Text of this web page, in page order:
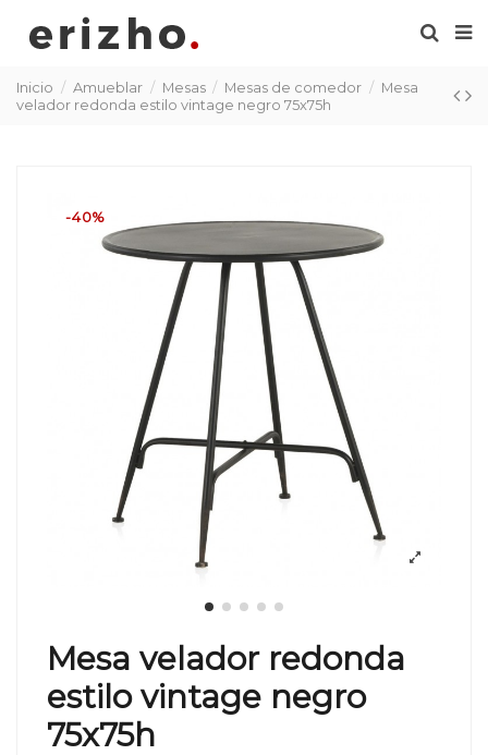
Inicio Amueblar Mesas Mesas de comedor
Mesa
velador redonda estilo vintage negro 75x75h
-40%
Mesa velador redonda
estilo vintage negro
75x75h